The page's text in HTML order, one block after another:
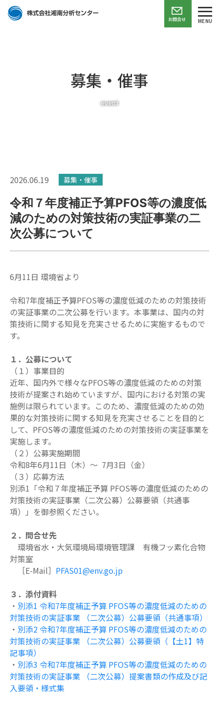
お問合せ MENU
募集・催事
event
2026.06.19 募集・催事
令和７年度補正予算PFOS等の濃度低
減のための対策技術の実証事業の二
次公募について
6月11日 環境省より
令和7年度補正予算PFOS等の濃度低減のための対策技術
の実証事業の二次公募を行います。本事業は、国内の対
策技術に関する知見を充実させるために実施するもので
す。
１．公募について
（１）事業目的
近年、国内外で様々なPFOS等の濃度低減のための対策
技術が提案され始めていますが、 国内における対策の実
施例は限られています。このため、濃度低減のための効
果的な対策技術に関する知見を充実させることを目的と
して、PFOS等の濃度低減のための対策技術の実証事業を
実施します。
（２）公募実施期間
令和8年6月11日（木）～ 7月3日（金）
（３）応募方法
別添1「令和７年度補正予算 PFOS等の濃度低減のための
対策技術の実証事業（二次公募）公募要領（共通事
項）」を御参照ください。
２．問合せ先
環境省水・大気環境局環境管理課 有機フッ素化合物
対策室
［E-Mail］ PFAS01@env.go.jp
３．添付資料
・ 別添1 令和7年度補正予算 PFOS等の濃度低減のための
対策技術の実証事業 （二次公募）公募要領（共通事項）
・ 別添2 令和7年度補正予算 PFOS等の濃度低減のための
対策技術の実証事業 （二次公募）公募要領（【土1】特
記事項）
・ 別添3 令和7年度補正予算 PFOS等の濃度低減のための
対策技術の実証事業 （二次公募）提案書類の作成及び記
入要領・様式集